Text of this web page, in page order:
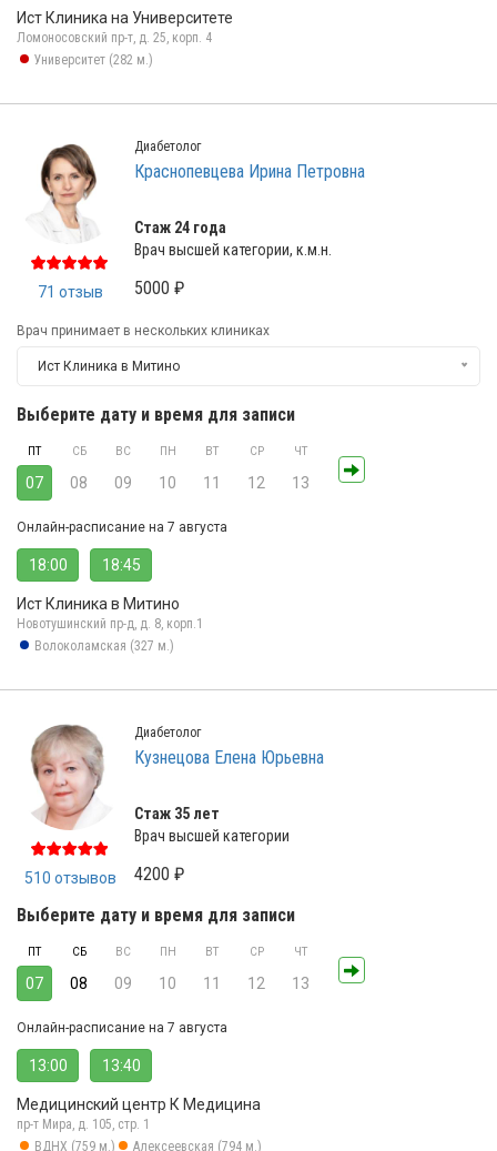
Ист Клиника на Университете
Ломоносовский пр-т, д. 25, корп. 4
Университет (282 м.)
71 отзыв
Диабетолог
Краснопевцева Ирина Петровна
Стаж 24 года
Врач высшей категории, к.м.н.
5000 ₽
Врач принимает в нескольких клиниках
Ист Клиника в Митино
Выберите дату и время для записи
ПТ
07
СБ
08
ВС
09
ПН
10
ВТ
11
СР
12
ЧТ
13
Онлайн-расписание на 7 августа
18:00 18:45
Ист Клиника в Митино
Новотушинский пр-д, д. 8, корп.1
Волоколамская (327 м.)
510 отзывов
Диабетолог
Кузнецова Елена Юрьевна
Стаж 35 лет
Врач высшей категории
4200 ₽
Выберите дату и время для записи
ПТ
07
СБ
08
ВС
09
ПН
10
ВТ
11
СР
12
ЧТ
13
Онлайн-расписание на 7 августа
13:00 13:40
Медицинский центр К Медицина
пр-т Мира, д. 105, стр. 1
ВДНХ (759 м.)
Алексеевская (794 м.)